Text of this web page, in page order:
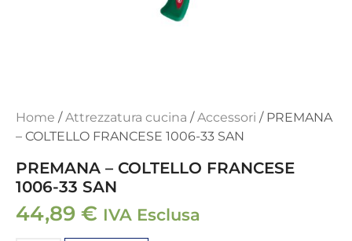
Home /Attrezzatura cucina /Accessori / PREMANA
– COLTELLO FRANCESE 1006-33 SAN
PREMANA – COLTELLO FRANCESE
1006-33 SAN
44,89 € IVA Esclusa